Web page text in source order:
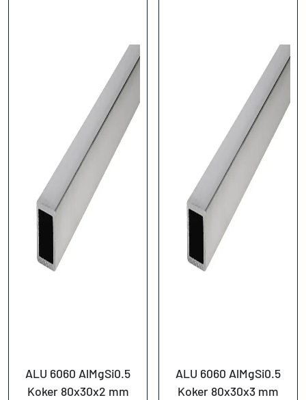
ALU 6060 AlMgSi0.5
Koker 80x30x2 mm
ALU 6060 AlMgSi0.5
Koker 80x30x3 mm